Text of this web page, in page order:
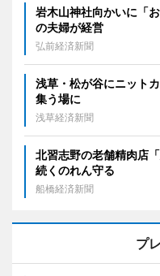
岩木山神社向かいに「
の夫婦が経営
弘前経済新聞
浅草・松が谷にニッ
集う場に
浅草経済新聞
北習志野の老舗精肉店
続くのれん守る
船橋経済新聞
プ